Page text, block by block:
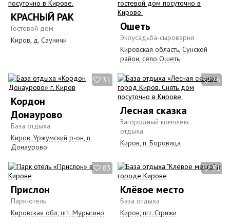
КРАСНЫЙ РАК
Гостевой дом
Киров, д. Сауничи
Ошеть
Экоусадьба-сыроварня
Кировская область, Сунской
район, село Ошеть
31
Кордон
Донаурово
База отдыха
Киров, Уржумский р-он, п.
Донаурово
26
Лесная сказка
Загородный комплекс
отдыха
Киров, п. Боровица
83
Прислон
Парк-отель
Кировская обл, пгт. Мурыгино
51
Клёвое место
База отдыха
Киров, пгт. Стрижи